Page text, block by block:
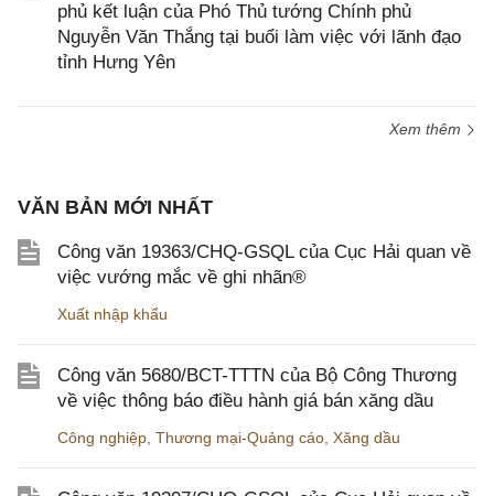
phủ kết luận của Phó Thủ tướng Chính phủ
Nguyễn Văn Thắng tại buổi làm việc với lãnh đạo
tỉnh Hưng Yên
Xem thêm
VĂN BẢN MỚI NHẤT
Công văn 19363/CHQ-GSQL của Cục Hải quan về
việc vướng mắc về ghi nhãn®
Xuất nhập khẩu
Công văn 5680/BCT-TTTN của Bộ Công Thương
về việc thông báo điều hành giá bán xăng dầu
Công nghiệp Thương mại-Quảng cáo Xăng dầu